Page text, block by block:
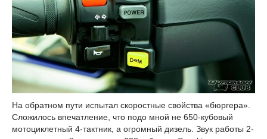
На обратном пути испытал скоростные свойства «бюргера».
Сложилось впечатление, что подо мной не 650-кубовый
мотоциклетный 4-тактник, а огромный дизель. Звук работы 2-